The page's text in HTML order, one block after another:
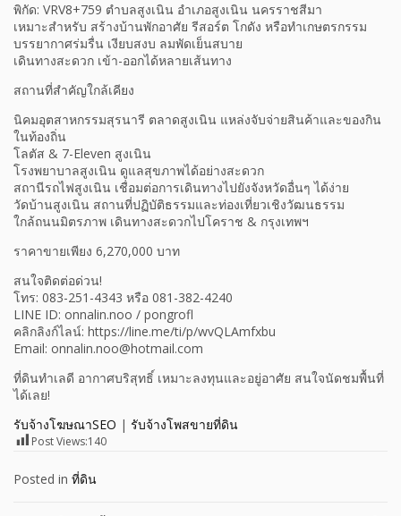
พิกัด: VRV8+759 ตำบลสูงเนิน อำเภอสูงเนิน นครราชสีมา
เหมาะสำหรับ สร้างบ้านพักอาศัย รีสอร์ต โกดัง หรือทำเกษตรกรรม
บรรยากาศร่มรื่น เงียบสงบ ลมพัดเย็นสบาย
เดินทางสะดวก เข้า-ออกได้หลายเส้นทาง
สถานที่สำคัญใกล้เคียง
นิคมอุตสาหกรรมสุรนารี ตลาดสูงเนิน แหล่งจับจ่ายสินค้าและของกิน
ในท้องถิ่น
โลตัส & 7-Eleven สูงเนิน
โรงพยาบาลสูงเนิน ดูแลสุขภาพได้อย่างสะดวก
สถานีรถไฟสูงเนิน เชื่อมต่อการเดินทางไปยังจังหวัดอื่นๆ ได้ง่าย
วัดบ้านสูงเนิน สถานที่ปฏิบัติธรรมและท่องเที่ยวเชิงวัฒนธรรม
ใกล้ถนนมิตรภาพ เดินทางสะดวกไปโคราช & กรุงเทพฯ
ราคาขายเพียง 6,270,000 บาท
สนใจติดต่อด่วน!
โทร: 083-251-4343 หรือ 081-382-4240
LINE ID: onnalin.noo / pongrofl
คลิกลิงก์ไลน์: https://line.me/ti/p/wvQLAmfxbu
Email: onnalin.noo@hotmail.com
ที่ดินทำเลดี อากาศบริสุทธิ์ เหมาะลงทุนและอยู่อาศัย สนใจนัดชมพื้นที่
ได้เลย!
รับจ้างโฆษณาSEO | รับจ้างโพสขายที่ดิน
Post Views:140
Posted in ที่ดิน